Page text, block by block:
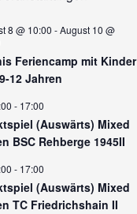
8 @ 10:00 -August 10 @
Feriencamp mit Kinder
12 Jahren
- 17:00
(Auswärts) Mixed
BSC Rehberge 1945II
- 17:00
(Auswärts) Mixed
TC Friedrichshain II